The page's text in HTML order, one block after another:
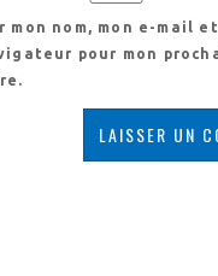
mon nom, mon e-mail
pour mon